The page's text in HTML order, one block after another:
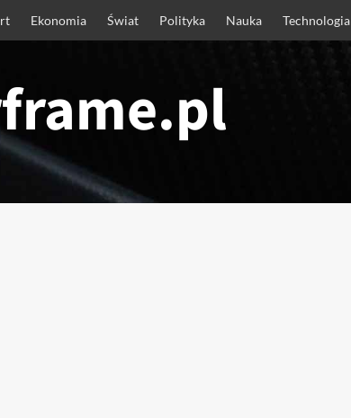
Ekonomia Świat Polityka Nauka Technologia